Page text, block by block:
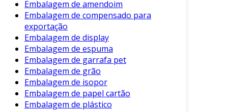
agrega valor e proteção.
2. Tamanho e Forma
O tamanho e a forma da embalagem devem se
adequar ao conteúdo. Isso evita que as peças
se movam durante o transporte.
Consequentemente, um ajuste perfeito
minimiza o risco de danos e oferece uma
Embalagem de amendoim
Embalagem de compensado para
exportação
Embalagem de display
Embalagem de espuma
Embalagem de garrafa pet
Embalagem de grão
Embalagem de isopor
Embalagem de papel cartão
Embalagem de plástico